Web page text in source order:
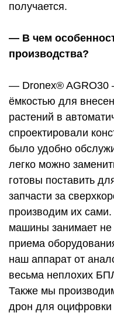
получается.
— В чем
производства?
— Dronex® AGRO30
ёмкостью для
растений в
спроектировали
было удобно
легко можно
готовы поставить
запчасти за
производим их
машины занимает
приема
наш аппарат от
весьма неплохих
Также мы
дрон для